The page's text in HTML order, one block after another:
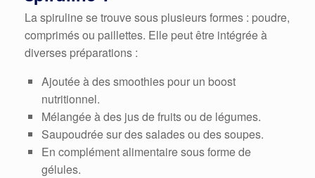
La spiruline se trouve sous plusieurs formes : poudre,
comprimés ou paillettes. Elle peut être intégrée à
diverses préparations :
Ajoutée à des smoothies pour un boost
nutritionnel.
Mélangée à des jus de fruits ou de légumes.
Saupoudrée sur des salades ou des soupes.
En complément alimentaire sous forme de
gélules.